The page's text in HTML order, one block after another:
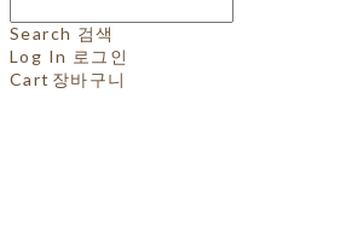
Search 검색
Log In 로그인
Cart 장바구니